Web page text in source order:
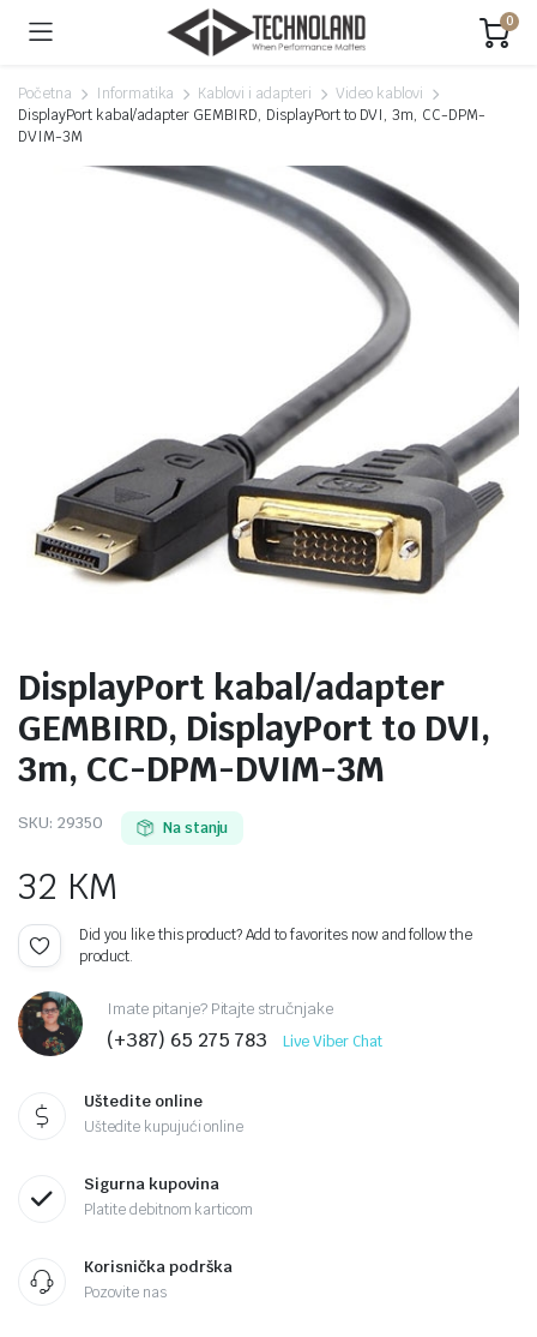
0
Početna Informatika Kablovi i adapteri
Video kablovi
DisplayPort kabal/adapter GEMBIRD, DisplayPort to DVI, 3m, CC-DPM-
DVIM-3M
DisplayPort kabal/adapter
GEMBIRD, DisplayPort to DVI,
3m, CC-DPM-DVIM-3M
SKU: 29350 Na stanju
32 KM
Did you like this product? Add to favorites now and follow the
product.
Imate pitanje? Pitajte stručnjake
(+387) 65 275 783 Live Viber Chat
Uštedite online
Uštedite kupujući online
Sigurna kupovina
Platite debitnom karticom
Korisnička podrška
Pozovite nas